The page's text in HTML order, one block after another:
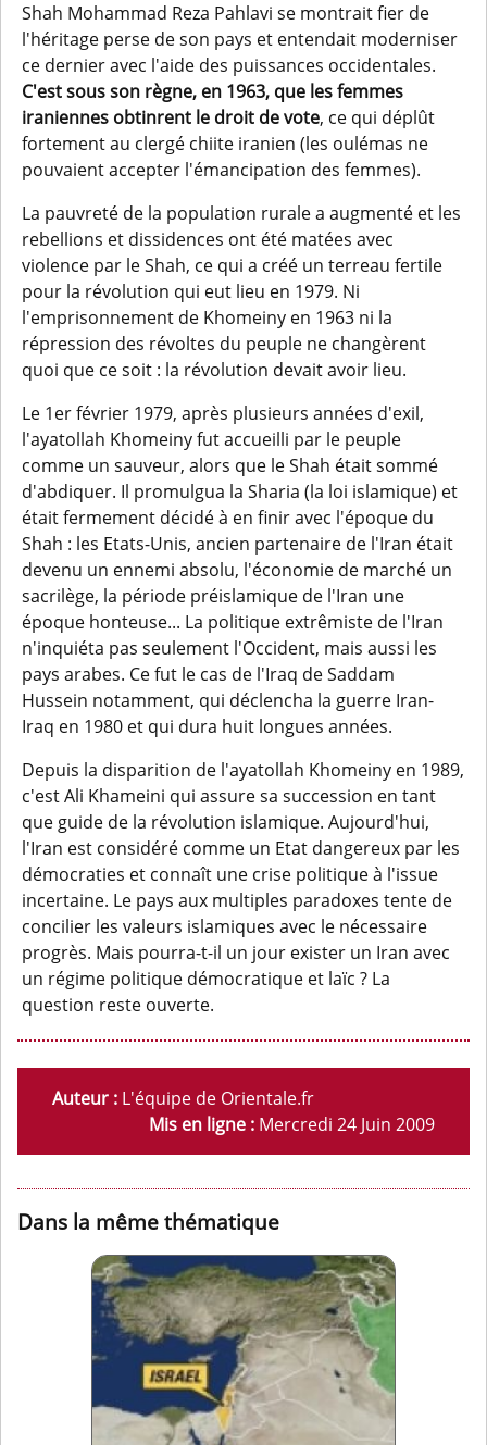
Shah Mohammad Reza Pahlavi se montrait fier de
l'héritage perse de son pays et entendait moderniser
ce dernier avec l'aide des puissances occidentales.
C'est sous son règne, en 1963, que les femmes
iraniennes obtinrent le droit de vote, ce qui déplût
fortement au clergé chiite iranien (les oulémas ne
pouvaient accepter l'émancipation des femmes).
La pauvreté de la population rurale a augmenté et les
rebellions et dissidences ont été matées avec
violence par le Shah, ce qui a créé un terreau fertile
pour la révolution qui eut lieu en 1979. Ni
l'emprisonnement de Khomeiny en 1963 ni la
répression des révoltes du peuple ne changèrent
quoi que ce soit : la révolution devait avoir lieu.
Le 1er février 1979, après plusieurs années d'exil,
l'ayatollah Khomeiny fut accueilli par le peuple
comme un sauveur, alors que le Shah était sommé
d'abdiquer. Il promulgua la Sharia (la loi islamique) et
était fermement décidé à en finir avec l'époque du
Shah : les Etats-Unis, ancien partenaire de l'Iran était
devenu un ennemi absolu, l'économie de marché un
sacrilège, la période préislamique de l'Iran une
époque honteuse... La politique extrêmiste de l'Iran
n'inquiéta pas seulement l'Occident, mais aussi les
pays arabes. Ce fut le cas de l'Iraq de Saddam
Hussein notamment, qui déclencha la guerre Iran-
Iraq en 1980 et qui dura huit longues années.
Depuis la disparition de l'ayatollah Khomeiny en 1989,
c'est Ali Khameini qui assure sa succession en tant
que guide de la révolution islamique. Aujourd'hui,
l'Iran est considéré comme un Etat dangereux par les
démocraties et connaît une crise politique à l'issue
incertaine. Le pays aux multiples paradoxes tente de
concilier les valeurs islamiques avec le nécessaire
progrès. Mais pourra-t-il un jour exister un Iran avec
un régime politique démocratique et laïc ? La
question reste ouverte.
Auteur : L'équipe de Orientale.fr
Mis en ligne : Mercredi 24 Juin 2009
Dans la même thématique